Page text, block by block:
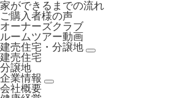
家ができるまでの流れ
ご購入者様の声
オーナーズクラブ
ルームツアー動画
建売住宅・分譲地
建売住宅
分譲地
企業情報
会社概要